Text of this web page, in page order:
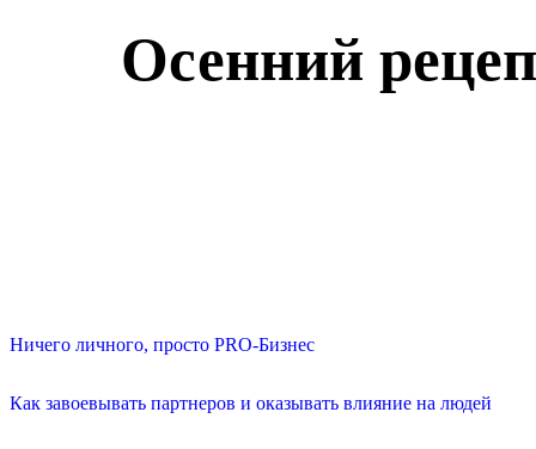
Осенний
Ничего личного, просто PRO-Бизнес
Как завоевывать партнеров и оказывать влияние на людей